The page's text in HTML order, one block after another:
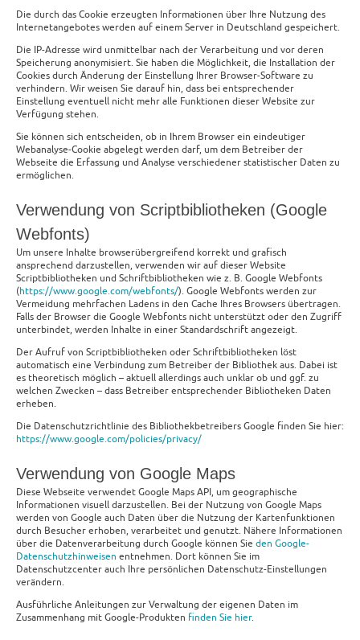
Die durch das Cookie erzeugten Informationen über Ihre Nutzung des
Internetangebotes werden auf einem Server in Deutschland gespeichert.
Die IP-Adresse wird unmittelbar nach der Verarbeitung und vor deren
Speicherung anonymisiert. Sie haben die Möglichkeit, die Installation der
Cookies durch Änderung der Einstellung Ihrer Browser-Software zu
verhindern. Wir weisen Sie darauf hin, dass bei entsprechender
Einstellung eventuell nicht mehr alle Funktionen dieser Website zur
Verfügung stehen.
Sie können sich entscheiden, ob in Ihrem Browser ein eindeutiger
Webanalyse-Cookie abgelegt werden darf, um dem Betreiber der
Webseite die Erfassung und Analyse verschiedener statistischer Daten zu
ermöglichen.
Verwendung von Scriptbibliotheken (Google
Webfonts)
Um unsere Inhalte browserübergreifend korrekt und grafisch
ansprechend darzustellen, verwenden wir auf dieser Website
Scriptbibliotheken und Schriftbibliotheken wie z. B. Google Webfonts
(https://www.google.com/webfonts/). Google Webfonts werden zur
Vermeidung mehrfachen Ladens in den Cache Ihres Browsers übertragen.
Falls der Browser die Google Webfonts nicht unterstützt oder den Zugriff
unterbindet, werden Inhalte in einer Standardschrift angezeigt.
Der Aufruf von Scriptbibliotheken oder Schriftbibliotheken löst
automatisch eine Verbindung zum Betreiber der Bibliothek aus. Dabei ist
es theoretisch möglich – aktuell allerdings auch unklar ob und ggf. zu
welchen Zwecken – dass Betreiber entsprechender Bibliotheken Daten
erheben.
Die Datenschutzrichtlinie des Bibliothekbetreibers Google finden Sie hier:
https://www.google.com/policies/privacy/
Verwendung von Google Maps
Diese Webseite verwendet Google Maps API, um geographische
Informationen visuell darzustellen. Bei der Nutzung von Google Maps
werden von Google auch Daten über die Nutzung der Kartenfunktionen
durch Besucher erhoben, verarbeitet und genutzt. Nähere Informationen
über die Datenverarbeitung durch Google können Sie den Google-
Datenschutzhinweisen entnehmen. Dort können Sie im
Datenschutzcenter auch Ihre persönlichen Datenschutz-Einstellungen
verändern.
Ausführliche Anleitungen zur Verwaltung der eigenen Daten im
Zusammenhang mit Google-Produkten finden Sie hier.